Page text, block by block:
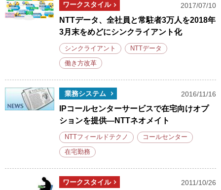
ワークスタイル 2017/07/10
NTTデータ、全社員と常駐者3万人を2018年
3月末をめどにシンクライアント化
シンクライアント NTTデータ
働き方改革
業務システム 2016/11/16
IPコールセンターサービスで在宅向けオプ
ションを提供―NTTネオメイト
NTTフィールドテクノ コールセンター
在宅勤務
ワークスタイル 2011/10/26